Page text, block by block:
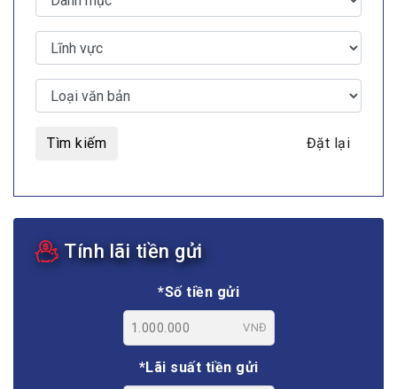
Tìm kiếm Đặt lại
Tính lãi tiền gửi
*Số tiền gửi
VNĐ
*Lãi suất tiền gửi